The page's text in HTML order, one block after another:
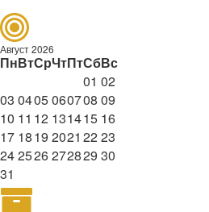
Август 2026
ПнВтСрЧтПтСбВс
01 02
03 0405060708 09
10 11 12 131415 16
17 1819 2021 2223
242526272829 30
31